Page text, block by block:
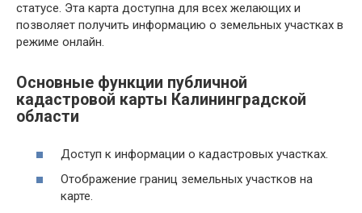
статусе. Эта карта доступна для всех желающих и
позволяет получить информацию о земельных участках в
режиме онлайн.
Основные функции публичной
кадастровой карты Калининградской
области
Доступ к информации о кадастровых участках.
Отображение границ земельных участков на
карте.